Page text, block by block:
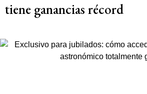
tiene ganancias récord